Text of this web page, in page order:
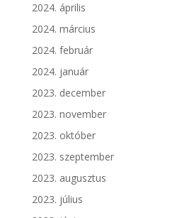
2024. április
2024. március
2024. február
2024. január
2023. december
2023. november
2023. október
2023. szeptember
2023. augusztus
2023. július